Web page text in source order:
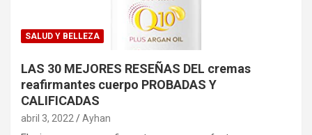
SALUD Y BELLEZA
LAS 30 MEJORES RESEÑAS DEL cremas
reafirmantes cuerpo PROBADAS Y
CALIFICADAS
abril 3, 2022 Ayhan